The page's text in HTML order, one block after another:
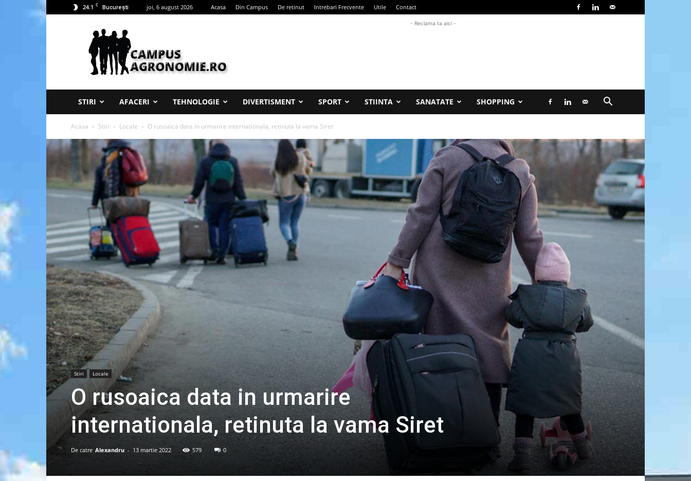
24.1 C București joi, 6 august 2026 Acasa Din Campus De retinut Intrebari Frecvente Utile Contact
Campus
Agronomie
- Reclama ta aici -
STIRI AFACERI TEHNOLOGIE DIVERTISMENT SPORT STIINTA SANATATE SHOPPING
Acasa Stiri Locale O rusoaica data in urmarire internationala, retinuta la vama Siret
Stiri Locale
O rusoaica data in urmarire
internationala, retinuta la vama Siret
De catre Alexandru - 13 martie 2022 579 0